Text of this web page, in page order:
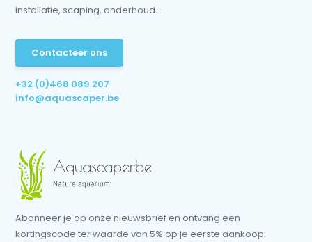
installatie, scaping, onderhoud...
Contacteer ons
+32 (0)468 089 207
info@aquascaper.be
Abonneer je op onze nieuwsbrief en ontvang een
kortingscode ter waarde van 5% op je eerste aankoop.